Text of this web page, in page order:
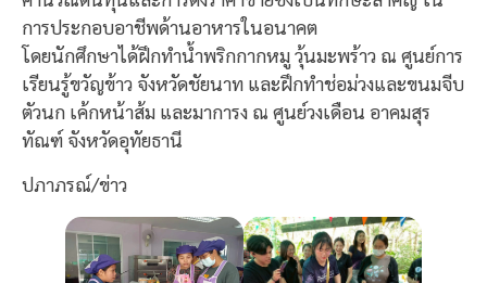
การประกอบอาชีพด้านอาหารในอนาคต
โดยนักศึกษาได้ฝึกทำน้ำพริกกากหมู วุ้นมะพร้าว ณ ศูนย์การ
เรียนรู้ขวัญข้าว จังหวัดชัยนาท และฝึกทำช่อม่วงและขนมจีบ
ตัวนก เค้กหน้าส้ม และมาการง ณ ศูนย์วงเดือน อาคมสุร
ทัณฑ์ จังหวัดอุทัยธานี
ปภาภรณ์/ข่าว